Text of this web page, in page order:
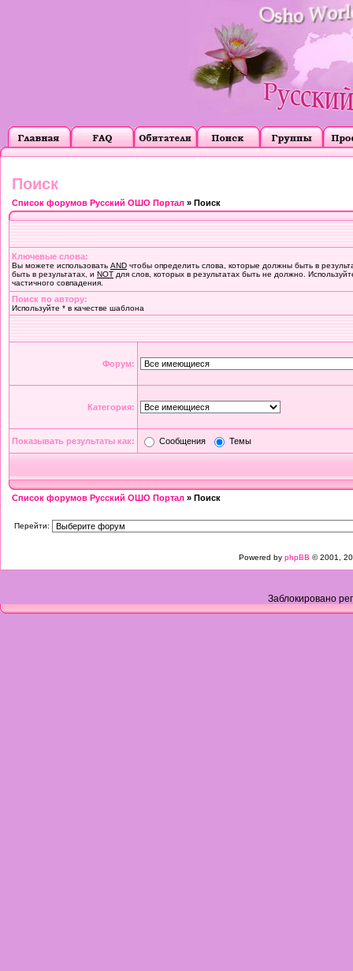
Поиск
Список форумов Русский ОШО Портал » Поиск
Ключевые слова:
Вы можете использовать AND чтобы определить слова, которые должны быть в
быть в результатах, и NOT для слов, которых в результатах быть не должно.
частичного совпадения.
Поиск по автору:
Используйте * в качестве шаблона
Форум:
Категория:
Показывать результаты как: Сообщения Темы
Список форумов Русский ОШО Портал » Поиск
Перейти:
Powered by phpBB © 2001,
Заблокировано